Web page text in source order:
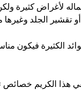
لأغراض
الجلد وغيرها
الكثيرة
الكريم خصائص